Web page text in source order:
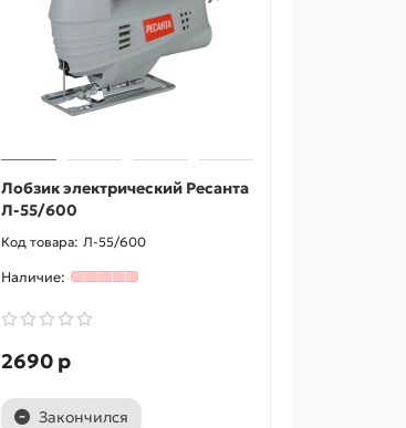
Лобзик электрический Ресанта
Л-55/600
Л-55/600
2690 р
Закончился